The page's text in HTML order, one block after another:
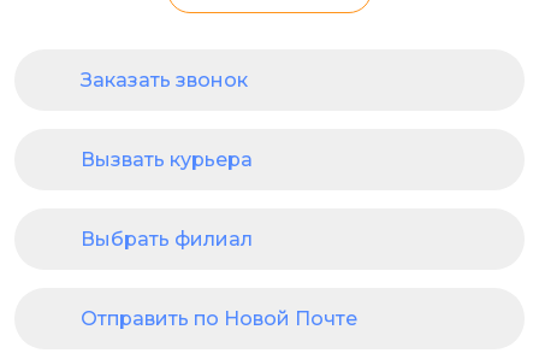
Заказать звонок
Вызвать курьера
Выбрать филиал
Отправить по Новой Почте